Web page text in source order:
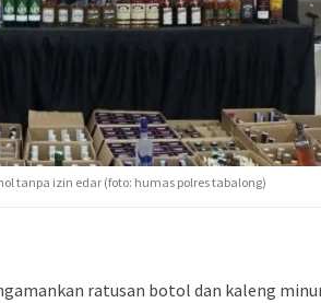
tanpa izin edar (foto: humas polres tabalong)
ratusan botol dan kaleng